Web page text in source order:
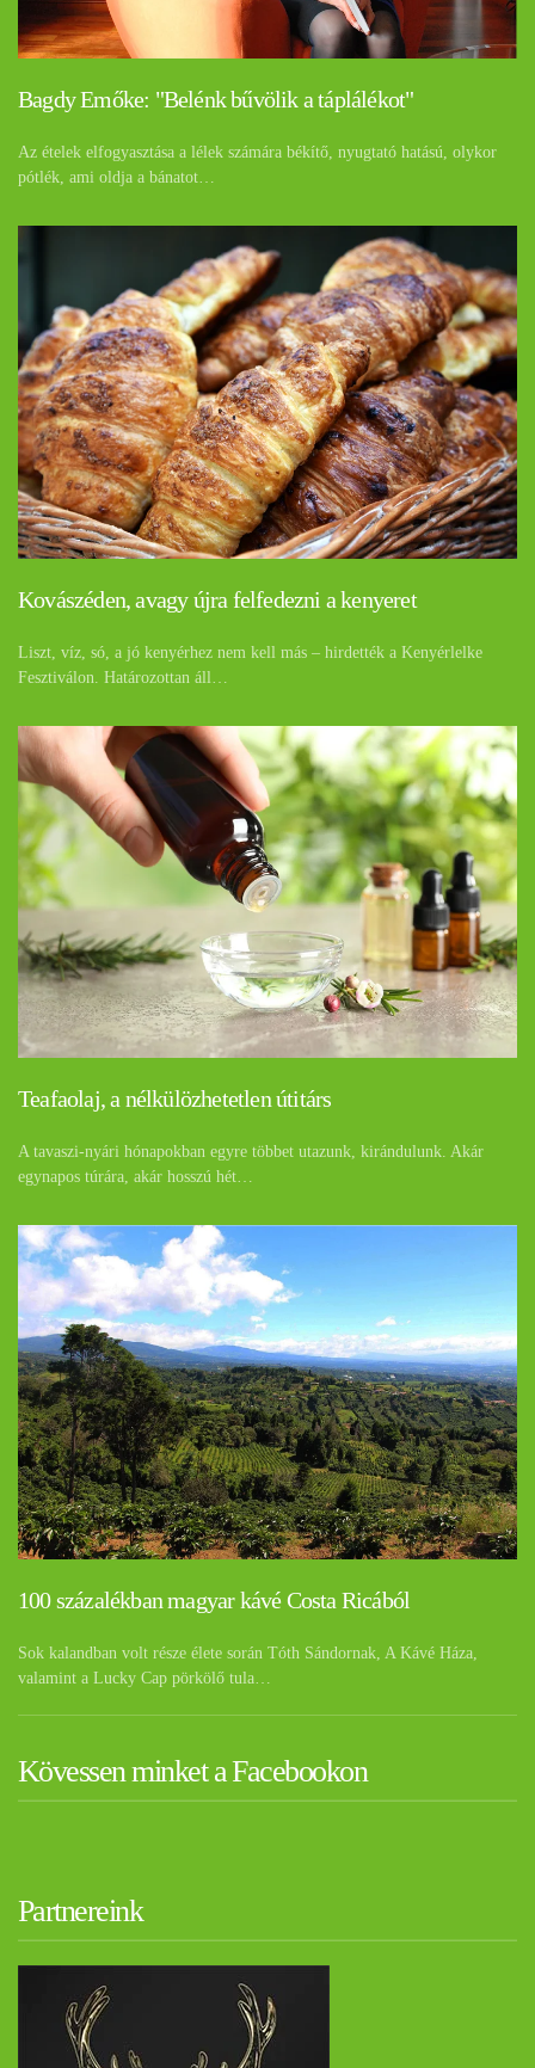
Bagdy Emőke: "Belénk bűvölik a táplálékot"
Az ételek elfogyasztása a lélek számára békítő, nyugtató hatású, olykor
pótlék, ami oldja a bánatot…
Kovászéden, avagy újra felfedezni a kenyeret
Liszt, víz, só, a jó kenyérhez nem kell más – hirdették a Kenyérlelke
Fesztiválon. Határozottan áll…
Teafaolaj, a nélkülözhetetlen útitárs
A tavaszi-nyári hónapokban egyre többet utazunk, kirándulunk. Akár
egynapos túrára, akár hosszú hét…
100 százalékban magyar kávé Costa Ricából
Sok kalandban volt része élete során Tóth Sándornak, A Kávé Háza,
valamint a Lucky Cap pörkölő tula…
Kövessen minket a Facebookon
Partnereink